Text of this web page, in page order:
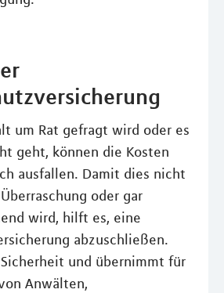
um Rat gefragt wird oder es
geht, können die Kosten
ausfallen. Damit dies nicht
oder gar
wird, hilft es, eine
abzuschließen.
und übernimmt für
Anwälten,